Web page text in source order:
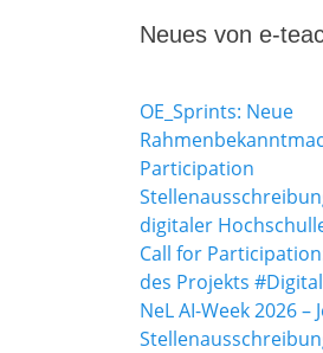
Neues von e-
OE_Sprints: Neue
Participation
digitaler
Call for
des Projekts
NeL AI-Week 2026 –